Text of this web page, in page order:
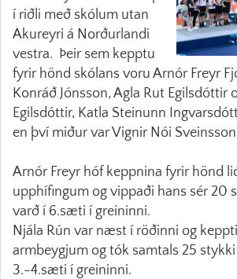
í riðli með skólum utan
Akureyri á Norðurlandi
vestra. Þeir sem kepptu
fyrir hönd skólans voru Arnór Freyr
Konráð Jónsson, Agla Rut Egilsdóttir
Egilsdóttir, Katla Steinunn
en því miður var Vignir Nói
Arnór Freyr hóf keppnina fyrir hönd
upphífingum og vippaði hans sér 20
varð í 6.sæti í greininni.
Njála Rún var næst í röðinni og
armbeygjum og tók samtals 25
3.-4.sæti í greininni.